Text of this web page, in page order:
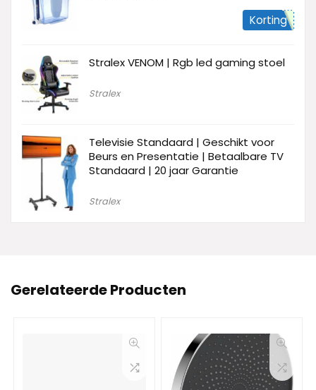
Korting
Stralex VENOM | Rgb led gaming stoel
Stralex
Televisie Standaard | Geschikt voor
Beurs en Presentatie | Betaalbare TV
Standaard | 20 jaar Garantie
Stralex
Gerelateerde Producten